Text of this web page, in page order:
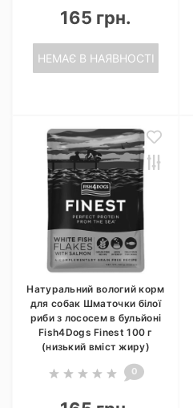
165 грн.
НЕМАЄ В НАЯВНОСТІ
Натуральний вологий корм
для собак Шматочки білої
риби з лососем в бульйоні
Fish4Dogs Finest 100 г
(низький вміст жиру)
0